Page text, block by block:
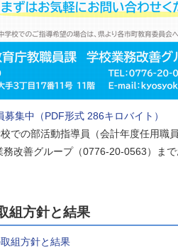
募集中（PDF形式 286キロバイト）
での部活動指導員（会計年度任用職
改善グループ（0776-20-0563）まで
組方針と結果
組方針と結果